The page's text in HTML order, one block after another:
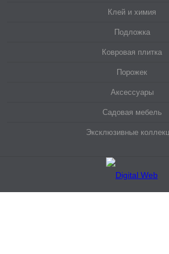
Клей и химия
Подложка
Ковровая плитка
Порожек
Аксессуары
Садовая мебель
Эксклюзивные